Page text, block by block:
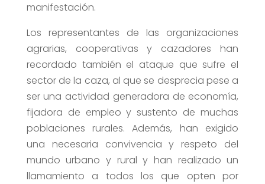
manifestación.
Los representantes de las organizaciones
agrarias, cooperativas y cazadores han
recordado también el ataque que sufre el
sector de la caza, al que se desprecia pese a
ser una actividad generadora de economía,
fijadora de empleo y sustento de muchas
poblaciones rurales. Además, han exigido
una necesaria convivencia y respeto del
mundo urbano y rural y han realizado un
llamamiento a todos los que opten por